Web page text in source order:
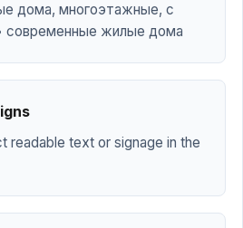
дома, многоэтажные, с
современные жилые дома
readable text or signage in the